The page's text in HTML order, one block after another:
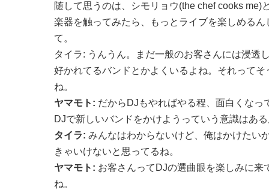
随して思うのは、シモリョウ(the chef cooks me)
楽器を触ってみたら、もっとライブを楽しめるん
て。
タイラ: うんうん。まだ一般のお客さんには浸透
好かれてるバンドとかよくいるよね。それってそ
ね。
ヤマモト: だからDJもやればやる程、面白くなっ
DJで新しいバンドをかけようっていう意識はあ
タイラ: みんなはわからないけど、俺はかけたい
きゃいけないと思ってるね。
ヤマモト: お客さんってDJの選曲眼を楽しみに来
ね。